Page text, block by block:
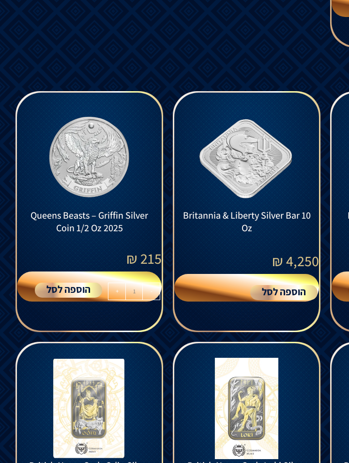
Britannia & Liberty Silver Bar 10
Oz
4,250
₪
הוספה לסל
Queens Beasts – Griffin Silver
Coin 1/2 Oz 2025
215
₪
-
+ הוספה לסל